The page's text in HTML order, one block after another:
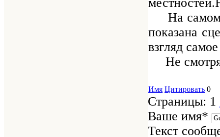
На самом
показана
взгляд
Не смотря
Имя Цитировать 0
Страницы: 1
Ваше имя*
Текст